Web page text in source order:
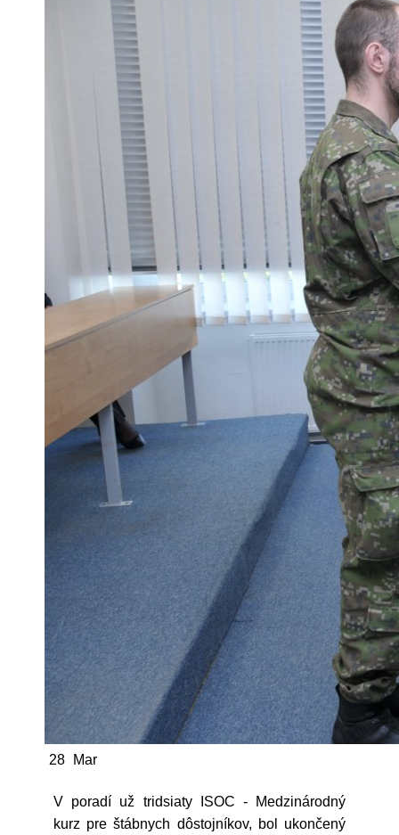
28 Mar
V poradí už tridsiaty ISOC - Medzinárodný
kurz pre štábnych dôstojníkov, bol ukončený